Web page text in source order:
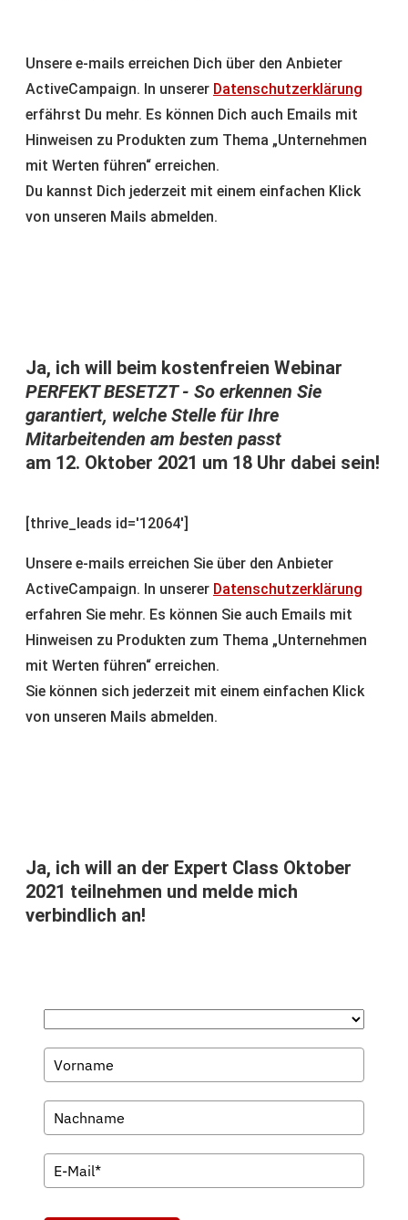
Unsere e-mails erreichen Dich über den Anbieter
ActiveCampaign. In unserer Datenschutzerklärung
erfährst Du mehr. Es können Dich auch Emails mit
Hinweisen zu Produkten zum Thema „Unternehmen
mit Werten führen“ erreichen.
Du kannst Dich jederzeit mit einem einfachen Klick
von unseren Mails abmelden.
Ja, ich will beim kostenfreien Webinar
PERFEKT BESETZT - So erkennen Sie
garantiert, welche Stelle für Ihre
Mitarbeitenden am besten passt
am 12. Oktober 2021 um 18 Uhr dabei sein!
[thrive_leads id='12064']
Unsere e-mails erreichen Sie über den Anbieter
ActiveCampaign. In unserer Datenschutzerklärung
erfahren Sie mehr. Es können Sie auch Emails mit
Hinweisen zu Produkten zum Thema „Unternehmen
mit Werten führen“ erreichen.
Sie können sich jederzeit mit einem einfachen Klick
von unseren Mails abmelden.
Ja, ich will an der Expert Class Oktober
2021 teilnehmen und melde mich
verbindlich an!